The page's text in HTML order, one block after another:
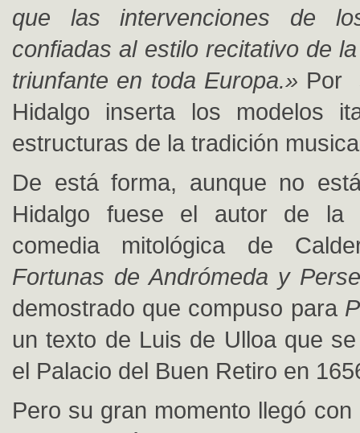
que las intervenciones de
confiadas al estilo recitativo de
triunfante en toda Europa.» Por
Hidalgo inserta los modelos
estructuras de la tradición
De está forma, aunque no
Hidalgo fuese el autor de la
comedia mitológica de
Fortunas de Andrómeda y
demostrado que compuso para
un texto de Luis de Ulloa que
el Palacio del Buen Retiro en
Pero su gran momento llegó